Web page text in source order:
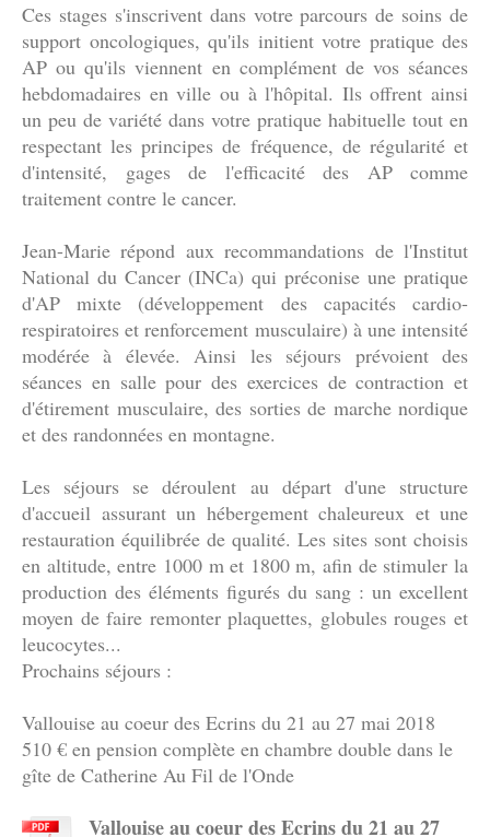
Ces stages s'inscrivent dans votre parcours de soins de
support oncologiques, qu'ils initient votre pratique des
AP ou qu'ils viennent en complément de vos séances
hebdomadaires en ville ou à l'hôpital. Ils offrent ainsi
un peu de variété dans votre pratique habituelle tout en
respectant les principes de fréquence, de régularité et
d'intensité, gages de l'efficacité des AP comme
traitement contre le cancer.
Jean-Marie répond aux recommandations de l'Institut
National du Cancer (INCa) qui préconise une pratique
d'AP mixte (développement des capacités cardio-
respiratoires et renforcement musculaire) à une intensité
modérée à élevée. Ainsi les séjours prévoient des
séances en salle pour des exercices de contraction et
d'étirement musculaire, des sorties de marche nordique
et des randonnées en montagne.
Les séjours se déroulent au départ d'une structure
d'accueil assurant un hébergement chaleureux et une
restauration équilibrée de qualité. Les sites sont choisis
en altitude, entre 1000 m et 1800 m, afin de stimuler la
production des éléments figurés du sang : un excellent
moyen de faire remonter plaquettes, globules rouges et
leucocytes...
Prochains séjours :
Vallouise au coeur des Ecrins du 21 au 27 mai 2018
510 € en pension complète en chambre double dans le
gîte de Catherine Au Fil de l'Onde
Vallouise au coeur des Ecrins du 21 au 27